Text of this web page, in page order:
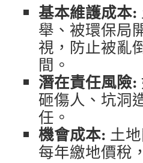
基本維護成本:
舉、被環保局
視，防止被亂
間。
潛在責任風險:
砸傷人、坑洞
任。
機會成本: 土
每年繳地價稅